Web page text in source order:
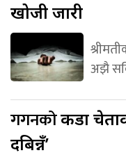
खोजी जारी
अझै
गगनकोकडा
दबिन्नँ’